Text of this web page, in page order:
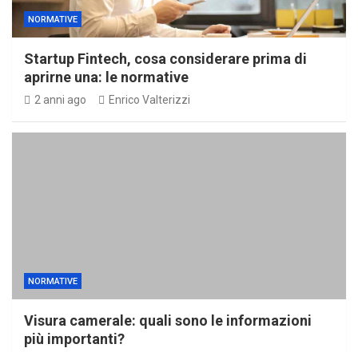
NORMATIVE
Startup Fintech, cosa considerare prima di
aprirne una: le normative
2 anni ago Enrico Valterizzi
NORMATIVE
Visura camerale: quali sono le informazioni
più importanti?